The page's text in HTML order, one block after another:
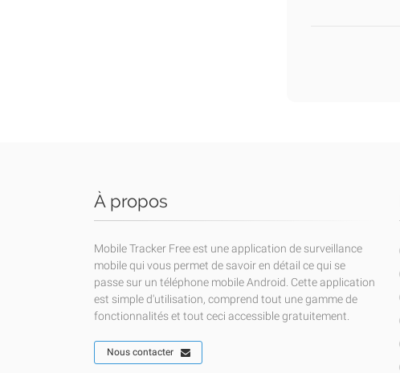
À propos
Mobile Tracker Free est une application de surveillance
mobile qui vous permet de savoir en détail ce qui se
passe sur un téléphone mobile Android. Cette application
est simple d'utilisation, comprend tout une gamme de
fonctionnalités et tout ceci accessible gratuitement.
Nous contacter